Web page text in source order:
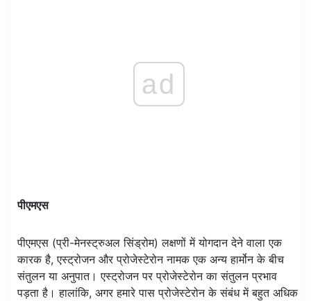
ad
पीएमएस
पीएमएस (प्री-मेनस्ट्रुअल सिंड्रोम) लक्षणों में योगदान देने वाला एक
कारक है, एस्ट्रोजन और प्रोजेस्टेरोन नामक एक अन्य हार्मोन के बीच
संतुलन या अनुपात। एस्ट्रोजन पर प्रोजेस्टेरोन का संतुलन प्रभाव
पड़ता है। हालांकि, अगर हमारे पास प्रोजेस्टेरोन के संबंध में बहुत अधिक